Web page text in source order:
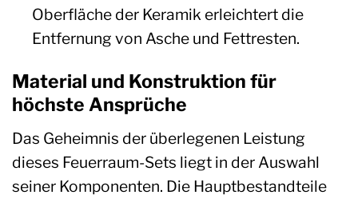
Oberfläche der Keramik erleichtert die
Entfernung von Asche und Fettresten.
Material und Konstruktion für
höchste Ansprüche
Das Geheimnis der überlegenen Leistung
dieses Feuerraum-Sets liegt in der Auswahl
seiner Komponenten. Die Hauptbestandteile